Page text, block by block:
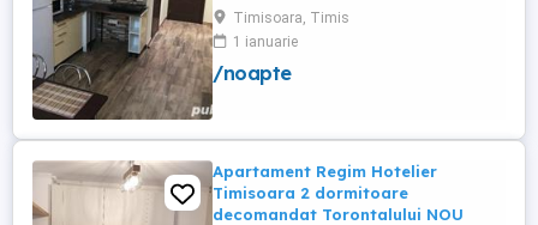
dormitoare, baie si bucatarie proprie. (4
locuri cazare in fiecare apartament) 1
apartament cu 1 dormitor, baie si
bucatarie proprie. (3 locuri cazare) Fiecare
Timisoara, Timis
1 ianuarie
/noapte
Apartament Regim Hotelier
Timisoara 2 dormitoare
decomandat Torontalului NOU